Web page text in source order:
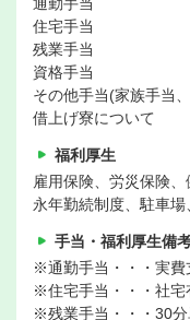
通勤手当
住宅手当
残業手当
資格手当
その他手当(家族手当
借上げ寮について
福利厚生
雇用保険、労災保険
永年勤続制度、駐車
手当・福利厚生備
※通勤手当・・・実費
※住宅手当・・・社宅
※残業手当・・・30分